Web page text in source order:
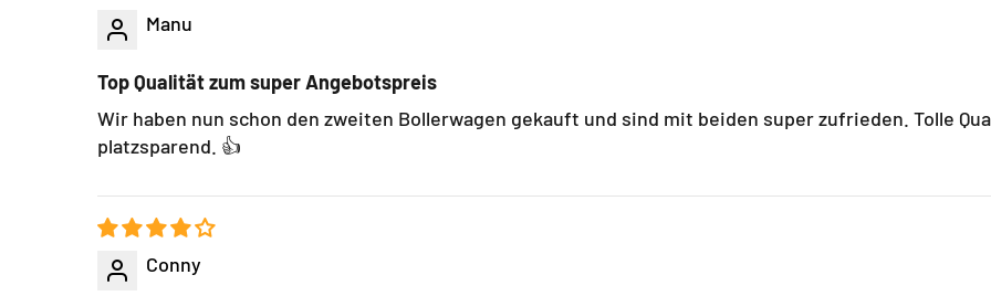
Manu
Top Qualität zum super Angebotspreis
Wir haben nun schon den zweiten Bollerwagen gekauft und sind mit beiden super zufrieden. Tolle
platzsparend. 👍
Conny